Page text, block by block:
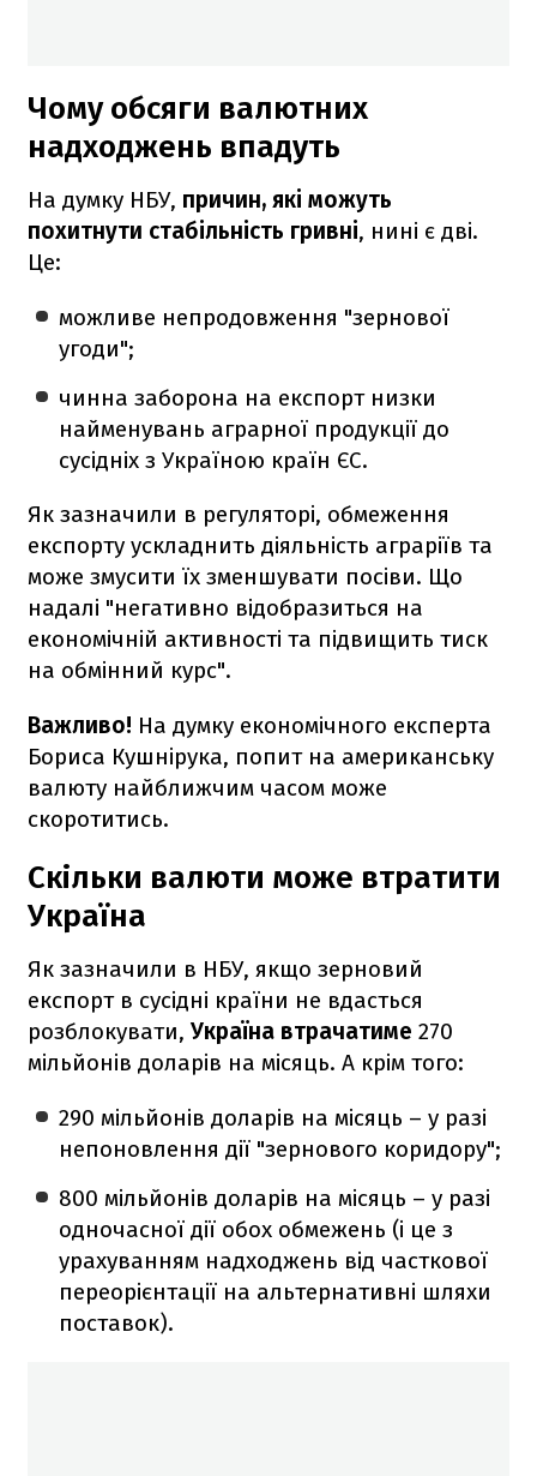
Чому обсяги валютних
надходжень впадуть
На думку НБУ, причин, які можуть
похитнути стабільність гривні, нині є дві.
Це:
можливе непродовження "зернової
угоди";
чинна заборона на експорт низки
найменувань аграрної продукції до
сусідніх з Україною країн ЄС.
Як зазначили в регуляторі, обмеження
експорту ускладнить діяльність аграріїв та
може змусити їх зменшувати посіви. Що
надалі "негативно відобразиться на
економічній активності та підвищить тиск
на обмінний курс".
Важливо! На думку економічного експерта
Бориса Кушнірука, попит на американську
валюту найближчим часом може
скоротитись.
Скільки валюти може втратити
Україна
Як зазначили в НБУ, якщо зерновий
експорт в сусідні країни не вдасться
розблокувати, Україна втрачатиме 270
мільйонів доларів на місяць. А крім того:
290 мільйонів доларів на місяць – у разі
непоновлення дії "зернового коридору";
800 мільйонів доларів на місяць – у разі
одночасної дії обох обмежень (і це з
урахуванням надходжень від часткової
переорієнтації на альтернативні шляхи
поставок).